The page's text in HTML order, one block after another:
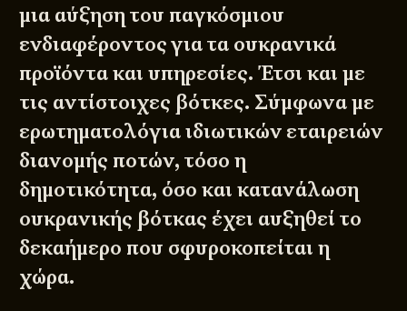
μια αύξηση του παγκόσμιου
ενδιαφέροντος για τα ουκρανικά
προϊόντα και υπηρεσίες. Έτσι και με
τις αντίστοιχες βότκες. Σύμφωνα με
ερωτηματολόγια ιδιωτικών εταιρειών
διανομής ποτών, τόσο η
δημοτικότητα, όσο και κατανάλωση
ουκρανικής βότκας έχει αυξηθεί το
δεκαήμερο που σφυροκοπείται η
χώρα.